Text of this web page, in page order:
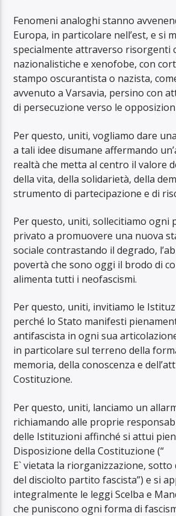
Fenomeni analoghi stanno
Europa, in particolare nell’est, e si
specialmente attraverso risorgenti
nazionalistiche e xenofobe, con
stampo oscurantista o nazista,
avvenuto a Varsavia, persino con
di persecuzione verso le
Per questo, uniti, vogliamo dare
a tali idee disumane affermando
realtà che metta al centro il valore
della vita, della solidarietà, della
strumento di partecipazione e di
Per questo, uniti, sollecitiamo ogni
privato a promuovere una nuova
sociale contrastando il degrado,
povertà che sono oggi il brodo di
alimenta tutti i neofascismi.
Per questo, uniti, invitiamo le
perché lo Stato manifesti
antifascista in ogni sua
in particolare sul terreno della
memoria, della conoscenza e
Costituzione.
Per questo, uniti, lanciamo un
richiamando alle proprie
delle Istituzioni affinché si attui
Disposizione della Costituzione (“
E` vietata la riorganizzazione, sotto
del disciolto partito fascista”) e si
integralmente le leggi Scelba e
che puniscono ogni forma di